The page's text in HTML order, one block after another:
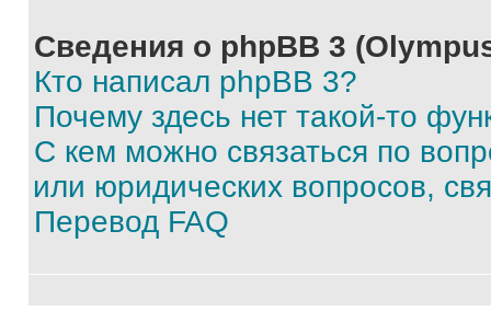
Сведения о phpBB 3
Кто написал phpBB 3?
Почему здесь нет такой-то
С кем можно связаться по
или юридических вопросов,
Перевод FAQ